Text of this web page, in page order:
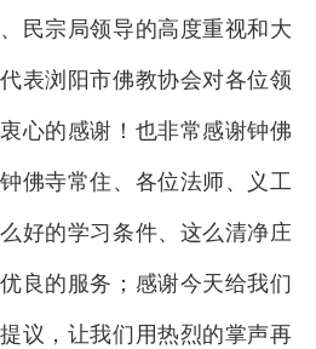
民宗局领导的高度重视和大
表浏阳市佛教协会对各位领
心的感谢！也非常感谢钟佛
佛寺常住、各位法师、义工
好的学习条件、这么清净庄
良的服务；感谢今天给我们
议，让我们用热烈的掌声再